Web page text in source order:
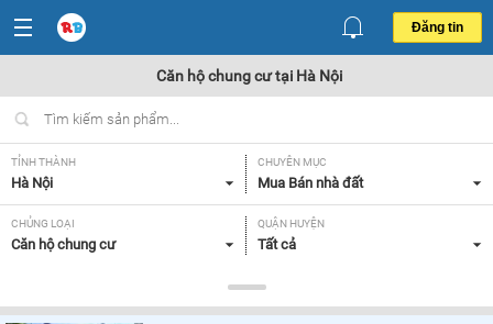
Đăng tin
Căn hộ chung cư tại Hà Nội
TỈNH THÀNH
Hà Nội
CHUYÊN MỤC
Mua Bán nhà đất
CHỦNG LOẠI
Căn hộ chung cư
QUẬN HUYỆN
Tất cả
Từ 70-100 m2,
MỨC GIÁ
Từ 3-5 tỷ,